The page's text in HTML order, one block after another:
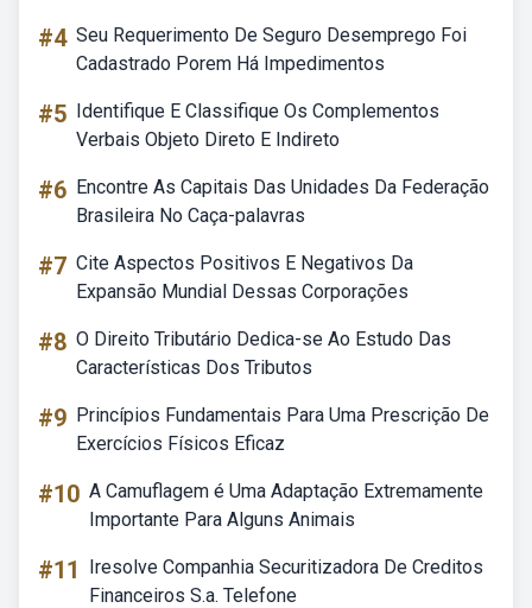
#4 Seu Requerimento De Seguro Desemprego Foi
Cadastrado Porem Há Impedimentos
#5 Identifique E Classifique Os Complementos
Verbais Objeto Direto E Indireto
#6 Encontre As Capitais Das Unidades Da Federação
Brasileira No Caça-palavras
#7 Cite Aspectos Positivos E Negativos Da
Expansão Mundial Dessas Corporações
#8 O Direito Tributário Dedica-se Ao Estudo Das
Características Dos Tributos
#9 Princípios Fundamentais Para Uma Prescrição De
Exercícios Físicos Eficaz
#10 A Camuflagem é Uma Adaptação Extremamente
Importante Para Alguns Animais
#11
Iresolve Companhia Securitizadora De Creditos
Financeiros S.a. Telefone